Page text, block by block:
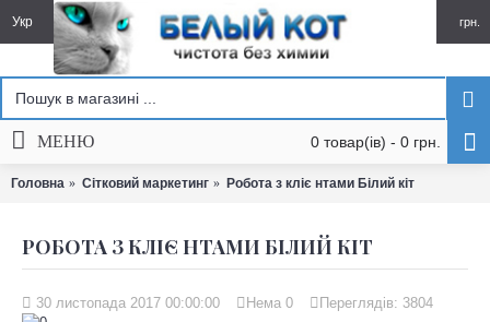
Укр грн.
0 товар(ів) - 0 грн.
МЕНЮ
Головна Сітковий маркетинг Робота з кліє нтами Білий кіт
РОБОТА З КЛІЄ НТАМИ БІЛИЙ КІТ
30 листопада 2017 00:00:00 Нема 0 Переглядів: 3804